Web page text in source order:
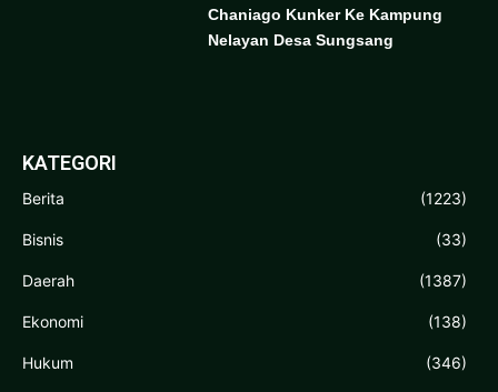
Chaniago Kunker Ke Kampung
Nelayan Desa Sungsang
KATEGORI
Berita (1223)
Bisnis (33)
Daerah (1387)
Ekonomi (138)
Hukum (346)